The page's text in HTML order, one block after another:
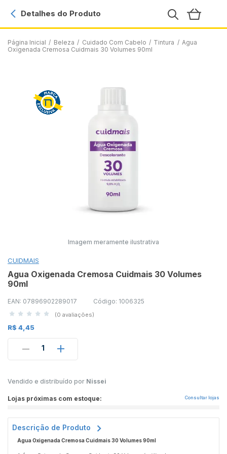
Página Inicial / Beleza / Cuidado Com Cabelo / Tintura / Agua
Oxigenada Cremosa Cuidmais 30 Volumes 90ml
Detalhes do Produto
Imagem meramente ilustrativa
CUIDMAIS
Agua Oxigenada Cremosa Cuidmais 30 Volumes
90ml
EAN: 07896902289017 Código: 1006325
(0 avaliações)
R$ 4,45
1
Vendido e distribuído por Nissei
Lojas próximas com estoque: Consultar lojas
Descrição de Produto
Agua Oxigenada Cremosa Cuidmais 30 Volumes 90ml